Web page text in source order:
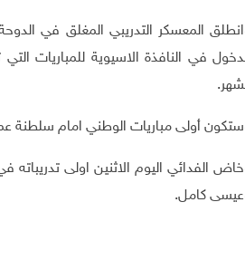
المعسكر التدريبي المغلق في
في النافذة الاسيوية للمباريات
.
أولى مباريات الوطني امام سلطنة
الفدائي اليوم الاثنين اولى
كامل.